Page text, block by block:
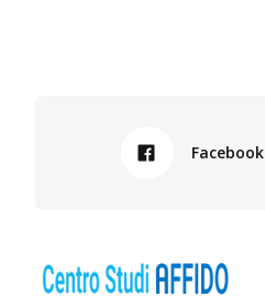
Facebook